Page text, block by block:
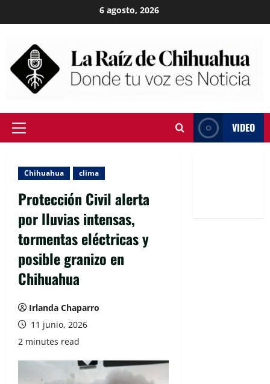
to
6 agosto, 2026
Primary
VIDEO
Chihuahua clima
Protección Civil alerta
por lluvias intensas,
tormentas eléctricas y
posible granizo en
Chihuahua
Irlanda Chaparro
11 junio, 2026
2 minutes read